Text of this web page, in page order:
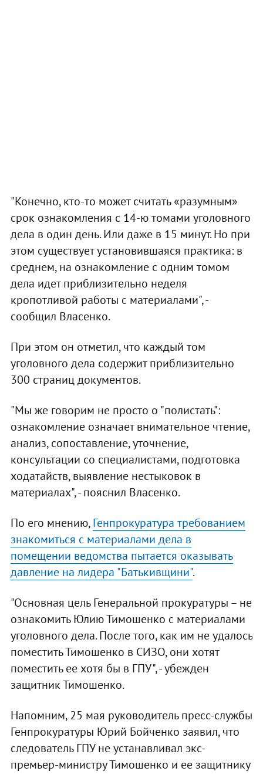
"Конечно, кто-то может считать «разумным»
срок ознакомления с 14-ю томами уголовного
дела в один день. Или даже в 15 минут. Но при
этом существует установившаяся практика: в
среднем, на ознакомление с одним томом
дела идет приблизительно неделя
кропотливой работы с материалами", -
сообщил Власенко.
При этом он отметил, что каждый том
уголовного дела содержит приблизительно
300 страниц документов.
"Мы же говорим не просто о "полистать":
ознакомление означает внимательное чтение,
анализ, сопоставление, уточнение,
консультации со специалистами, подготовка
ходатайств, выявление нестыковок в
материалах", - пояснил Власенко.
По его мнению,Генпрокуратура требованием
знакомиться с материалами дела в
помещении ведомства пытается оказывать
давление на лидера "Батькивщини".
"Основная цель Генеральной прокуратуры – не
ознакомить Юлию Тимошенко с материалами
уголовного дела. После того, как им не удалось
поместить Тимошенко в СИЗО, они хотят
поместить ее хотя бы в ГПУ", - убежден
защитник Тимошенко.
Напомним, 25 мая руководитель пресс-службы
Генпрокуратуры Юрий Бойченко заявил, что
следователь ГПУ не устанавливал экс-
премьер-министру Тимошенко и ее защитнику